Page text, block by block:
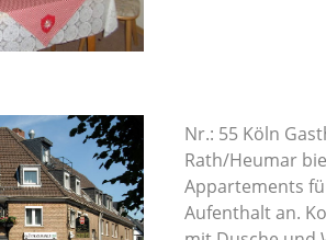
Nr.: 55 Köln
Rath/Heumar
Appartements
Aufenthalt an.